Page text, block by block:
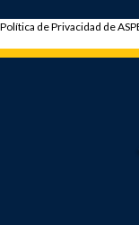
Política de Privacidad de